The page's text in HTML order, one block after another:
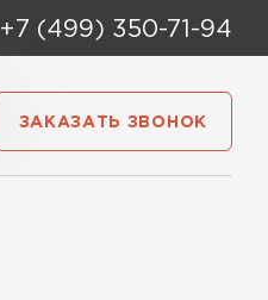
+7 (499) 350-71-94
ЗАКАЗАТЬ ЗВОНОК